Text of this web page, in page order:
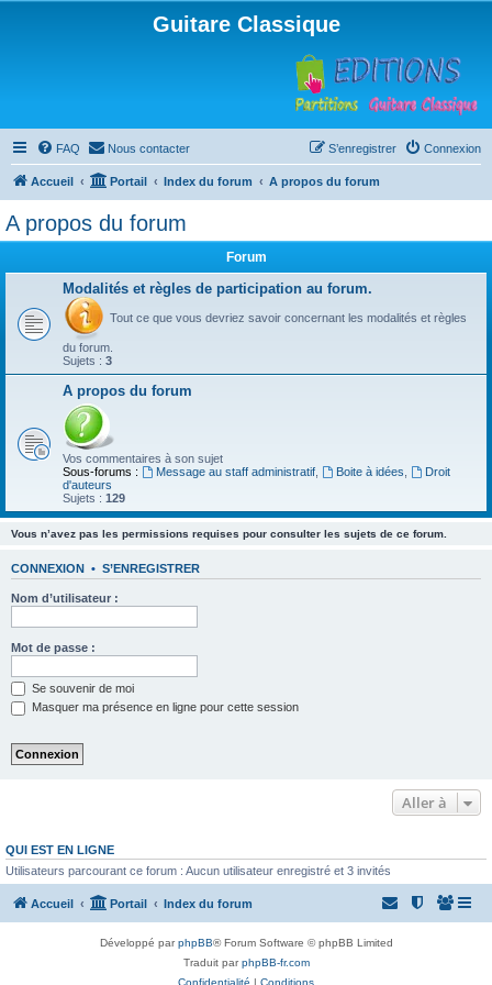
Guitare Classique
FAQ Nous contacter Connexion
S’enregistrer
Accueil Portail Index du forum A propos du forum
A propos du forum
Forum
Modalités et règles de participation au forum.
Tout ce que vous devriez savoir concernant les modalités et règles
du forum.
Sujets : 3
A propos du forum
Vos commentaires à son sujet
Sous-forums :
Message au staff administratif, Boite à idées
Droit
d'auteurs
Sujets : 129
Vous n’avez pas les permissions requises pour consulter les sujets de ce forum.
CONNEXION • S’ENREGISTRER
Nom d’utilisateur :
Mot de passe :
Se souvenir de moi
Masquer ma présence en ligne pour cette session
Aller à
QUI EST EN LIGNE
Utilisateurs parcourant ce forum : Aucun utilisateur enregistré et 3 invités
Accueil Portail Index du forum
Développé parphpBB® Forum Software © phpBB Limited
Traduit parphpBB-fr.com
Confidentialité | Conditions